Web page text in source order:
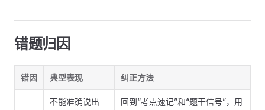
错题归因
错因 典型表现 纠正方法
不能准确说出
回到“考点速记”和“题干信号”，用